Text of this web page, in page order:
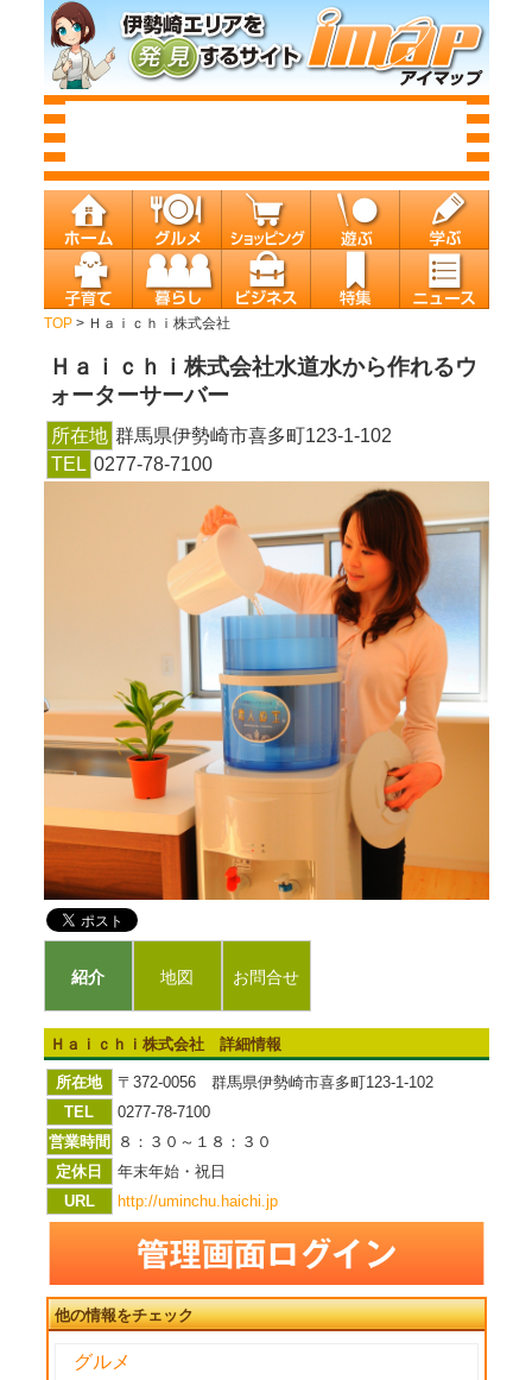
TOP> Ｈａｉｃｈｉ株式会社
Ｈａｉｃｈｉ株式会社水道水から作れるウ
ォーターサーバー
所在地 群馬県伊勢崎市喜多町123-1-102
TEL 0277-78-7100
紹介 地図 お問合せ
Ｈａｉｃｈｉ株式会社 詳細情報
所在地
〒372-0056 群馬県伊勢崎市喜多町123-1-102
TEL
0277-78-7100
営業時間
８：３０～１８：３０
定休日
年末年始・祝日
URL
http://uminchu.haichi.jp
他の情報をチェック
グルメ